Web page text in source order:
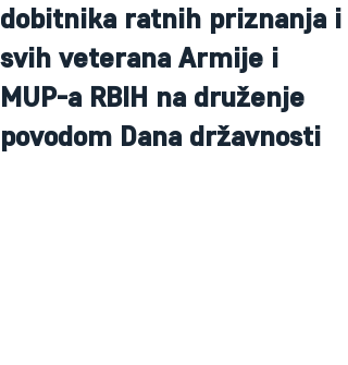
dobitnika ratnih priznanja i
svih veterana Armije i
MUP-a RBIH na druženje
povodom Dana državnosti